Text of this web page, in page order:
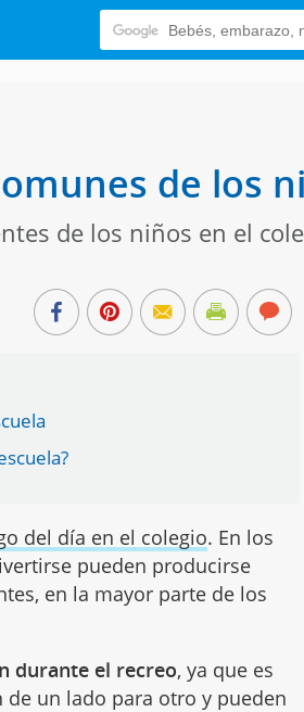
de los
de los niños en el
del día en el colegio. En los
pueden producirse
en la mayor parte de los
durante el recreo, ya que es
un lado para otro y pueden